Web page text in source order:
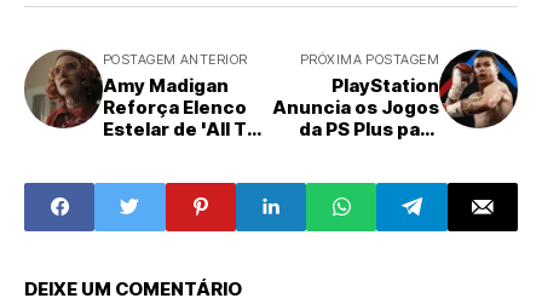
POSTAGEM ANTERIOR
Amy Madigan
Reforça Elenco
Estelar de 'All The
Netflix no
Suspense
PRÓXIMA POSTAGEM
PlayStation
Anuncia os Jogos
da PS Plus para
DEIXE UM COMENTÁRIO